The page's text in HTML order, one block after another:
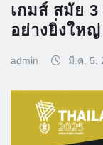
เกมส์ สมัย 3
อย่างยิ่งใหญ่
admin มี.ค. 5,